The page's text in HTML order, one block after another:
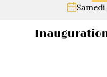
Inauguration